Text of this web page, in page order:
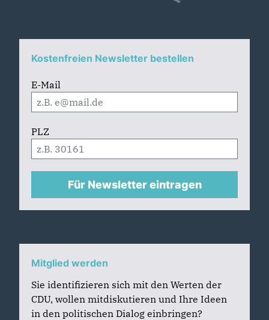
Kostenfreien Newsletter bestellen
E-Mail
PLZ
Für Newsletter eintragen
Mitglied werden
Sie identifizieren sich mit den Werten der
CDU, wollen mitdiskutieren und Ihre Ideen
in den politischen Dialog einbringen?